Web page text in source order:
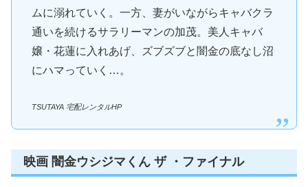
ムに溺れていく。一方、妻がいながらキャバクラ
通いを続けるサラリーマンの加茂。美人キャバ
嬢・花蓮に入れあげ、ズブズブと闇金の底なし沼
にハマっていく…。
TSUTAYA 宅配レンタルHP
映画 闇金ウシジマくん ザ ・ファイナル